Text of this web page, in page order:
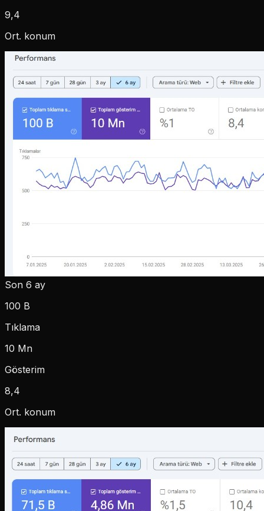
9,4
Ort. konum
Son 6 ay
100 B
Tıklama
10 Mn
Gösterim
8,4
Ort. konum